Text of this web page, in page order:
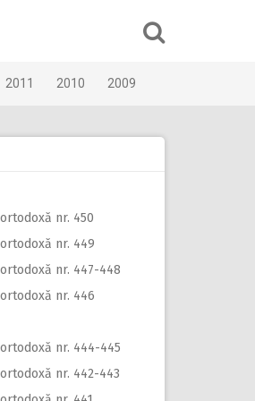
2011 2010 2009
nr. 450
nr. 449
nr. 447-448
nr. 446
nr. 444-445
nr. 442-443